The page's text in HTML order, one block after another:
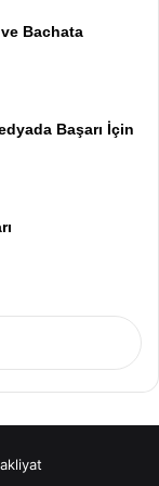
Bachata
Başarı İçin